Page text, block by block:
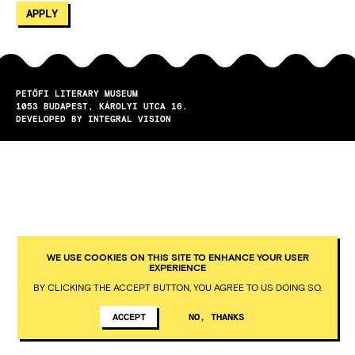
PETŐFI LITERARY MUSEUM
1053
BUDAPEST
KÁROLYI UTCA 16.
DEVELOPED BY INTEGRAL VISION
WE USE COOKIES ON THIS SITE TO ENHANCE YOUR USER
EXPERIENCE
BY CLICKING THE ACCEPT BUTTON, YOU AGREE TO US DOING SO.
ACCEPT NO, THANKS